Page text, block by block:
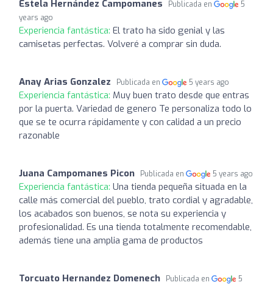
Estela Hernández Campomanes Publicada en
5
years ago
Experiencia fantástica: El trato ha sido genial y las
camisetas perfectas. Volveré a comprar sin duda.
Anay Arias Gonzalez Publicada en 5 years ago
Experiencia fantástica: Muy buen trato desde que entras
por la puerta. Variedad de genero Te personaliza todo lo
que se te ocurra rápidamente y con calidad a un precio
razonable
Juana Campomanes Picon Publicada en 5 years ago
Experiencia fantástica: Una tienda pequeña situada en la
calle más comercial del pueblo, trato cordial y agradable,
los acabados son buenos, se nota su experiencia y
profesionalidad. Es una tienda totalmente recomendable,
además tiene una amplia gama de productos
Torcuato Hernandez Domenech Publicada en
5